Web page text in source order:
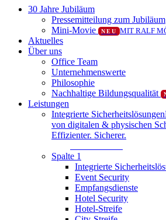
Close
30 Jahre Jubiläum
Pressemitteilung zum Jubiläum
Mini-Movie
NEU MIT RALF
Aktuelles
Über uns
Office Team
Unternehmenswerte
Philosophie
Nachhaltige Bildungsqualität
Leistungen
Integrierte Sicherheitslösungen
von digitalen & physischen
Effizienter. Sicherer.
Spalte 1
Integrierte
Event Security
Empfangsdienste
Hotel Security
Hotel-Streife